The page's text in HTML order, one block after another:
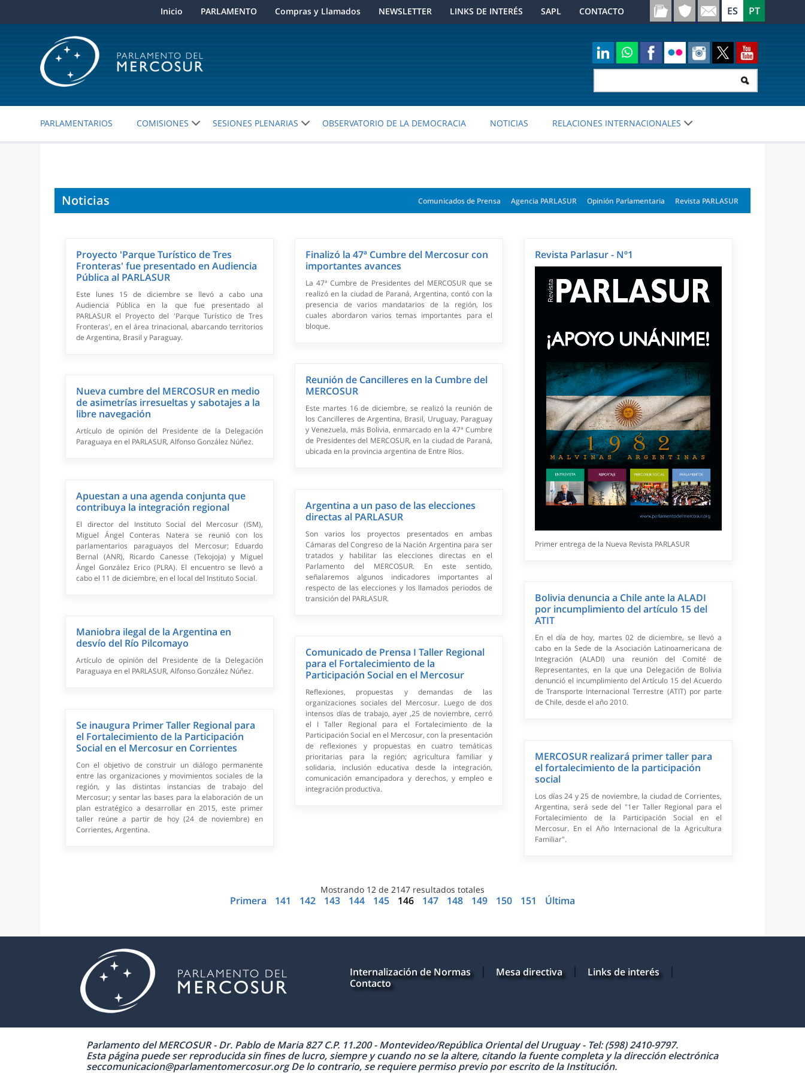
Inicio PARLAMENTO Compras y Llamados NEWSLETTER LINKS DE INTERÉS SAPL CONTACTO
PARLAMENTARIOS COMISIONES SESIONES PLENARIAS OBSERVATORIO DE LA DEMOCRACIA NOTICIAS RELACIONES INTERNACIONALES
Noticias Revista PARLASUR
Opinión Parlamentaria
Agencia PARLASUR
Comunicados de Prensa
Proyecto 'Parque Turístico de Tres
Fronteras' fue presentado en Audiencia
Pública al PARLASUR
Este lunes 15 de diciembre se llevó a cabo una
Audiencia Pública en la que fue presentado al
PARLASUR el Proyecto del 'Parque Turístico de Tres
Fronteras', en el área trinacional, abarcando territorios
de Argentina, Brasil y Paraguay.
Finalizó la 47ª Cumbre del Mercosur con
importantes avances
La 47ª Cumbre de Presidentes del MERCOSUR que se
realizó en la ciudad de Paraná, Argentina, contó con la
presencia de varios mandatarios de la región, los
cuales abordaron varios temas importantes para el
bloque.
Revista Parlasur - Nº1
Primer entrega de la Nueva Revista PARLASUR
Reunión de Cancilleres en la Cumbre del
MERCOSUR
Este martes 16 de diciembre, se realizó la reunión de
los Cancilleres de Argentina, Brasil, Uruguay, Paraguay
y Venezuela, más Bolivia, enmarcado en la 47ª Cumbre
de Presidentes del MERCOSUR, en la ciudad de Paraná,
ubicada en la provincia argentina de Entre Ríos.
Nueva cumbre del MERCOSUR en medio
de asimetrías irresueltas y sabotajes a la
libre navegación
Artículo de opinión del Presidente de la Delegación
Paraguaya en el PARLASUR, Alfonso González Núñez.
Apuestan a una agenda conjunta que
contribuya la integración regional
El director del Instituto Social del Mercosur (ISM),
Miguel Ángel Conteras Natera se reunió con los
parlamentarios paraguayos del Mercosur; Eduardo
Bernal (ANR), Ricardo Canesse (Tekojoja) y Miguel
Ángel González Erico (PLRA). El encuentro se llevó a
cabo el 11 de diciembre, en el local del Instituto Social.
Argentina a un paso de las elecciones
directas al PARLASUR
Son varios los proyectos presentados en ambas
Cámaras del Congreso de la Nación Argentina para ser
tratados y habilitar las elecciones directas en el
Parlamento del MERCOSUR. En este sentido,
señalaremos algunos indicadores importantes al
respecto de las elecciones y los llamados periodos de
transición del PARLASUR.
Bolivia denuncia a Chile ante la ALADI
por incumplimiento del artículo 15 del
ATIT
En el día de hoy, martes 02 de diciembre, se llevó a
cabo en la Sede de la Asociación Latinoamericana de
Integración (ALADI) una reunión del Comité de
Representantes, en la que una Delegación de Bolivia
denunció el incumplimiento del Artículo 15 del Acuerdo
de Transporte Internacional Terrestre (ATIT) por parte
de Chile, desde el año 2010.
Maniobra ilegal de la Argentina en
desvío del Río Pilcomayo
Artículo de opinión del Presidente de la Delegación
Paraguaya en el PARLASUR, Alfonso González Núñez.
Comunicado de Prensa I Taller Regional
para el Fortalecimiento de la
Participación Social en el Mercosur
Reflexiones, propuestas y demandas de las
organizaciones sociales del Mercosur. Luego de dos
intensos días de trabajo, ayer ,25 de noviembre, cerró
el I Taller Regional para el Fortalecimiento de la
Participación Social en el Mercosur, con la presentación
de reflexiones y propuestas en cuatro temáticas
prioritarias para la región; agricultura familiar y
solidaria, inclusión educativa desde la integración,
comunicación emancipadora y derechos, y empleo e
integración productiva.
Se inaugura Primer Taller Regional para
el Fortalecimiento de la Participación
Social en el Mercosur en Corrientes
Con el objetivo de construir un diálogo permanente
entre las organizaciones y movimientos sociales de la
región, y las distintas instancias de trabajo del
Mercosur; y sentar las bases para la elaboración de un
plan estratégico a desarrollar en 2015, este primer
taller reúne a partir de hoy (24 de noviembre) en
Corrientes, Argentina.
MERCOSUR realizará primer taller para
el fortalecimiento de la participación
social
Los días 24 y 25 de noviembre, la ciudad de Corrientes,
Argentina, será sede del "1er Taller Regional para el
Fortalecimiento de la Participación Social en el
Mercosur. En el Año Internacional de la Agricultura
Familiar".
Mostrando 12de 2147resultados totales
Primera 141 142 143 144 145 146 147 148 149 150 151 Última
Internalización de Normas Mesa directiva
Links de interés
Contacto
Parlamento del MERCOSUR - Dr. Pablo de Maria 827 C.P. 11.200 - Montevideo/República Oriental del Uruguay - Tel: (598) 2410-9797.
Esta página puede ser reproducida sin fines de lucro, siempre y cuando no se la altere, citando la fuente completa y la dirección electrónica
seccomunicacion@parlamentomercosur.org De lo contrario, se requiere permiso previo por escrito de la Institución.